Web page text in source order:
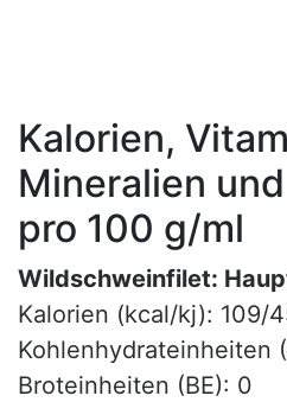
Kalorien,
Mineralien
pro 100 g/ml
Wildschweinfilet:
Kalorien (kcal/kj): 109/
Kohlenhydrateinheiten
Broteinheiten (BE): 0